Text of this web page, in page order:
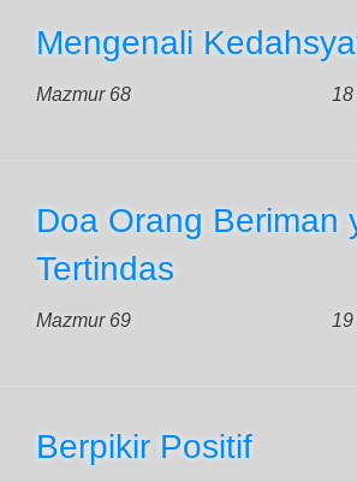
Mengenali
Mazmur 68
Doa Orang Beriman
Tertindas
Mazmur 69
Berpikir Positif